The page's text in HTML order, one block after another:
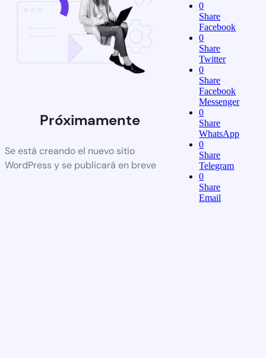
Próximamente
Se está creando el nuevo sitio
WordPress y se publicará en breve
0
Share
Facebook
0
Share
Twitter
0
Share
Facebook
Messenger
0
Share
WhatsApp
0
Share
Telegram
0
Share
Email